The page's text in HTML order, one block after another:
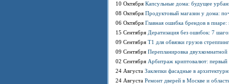
10 Октября Капсульные дома: будущее
08 Октября Продуктовый магазин у дома:
06 Октября Главная ошибка брендов в
15 Сентября Дератизация без ошибок: 7
09 Сентября T1 для обвязки грузов
09 Сентября Перепланировка двухкомнатной
02 Сентября Арбитраж криптовалют: первый
24 Августа Заклепки фасадные в
24 Августа Ремонт дверей в Москве и